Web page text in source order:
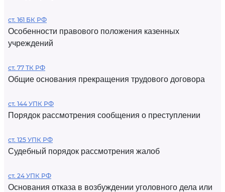
ст. 161 БК РФ
Особенности правового положения казенных
учреждений
ст. 77 ТК РФ
Общие основания прекращения трудового договора
ст. 144 УПК РФ
Порядок рассмотрения сообщения о преступлении
ст. 125 УПК РФ
Судебный порядок рассмотрения жалоб
ст. 24 УПК РФ
Основания отказа в возбуждении уголовного дела или